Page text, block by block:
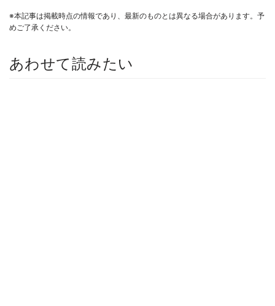
※本記事は掲載時点の情報であり、最新のものとは異なる場合があります。予
めご了承ください。
あわせて読みたい